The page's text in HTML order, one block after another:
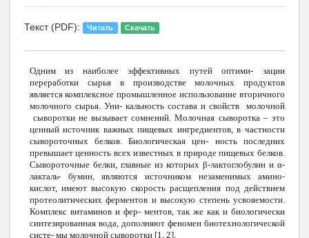
Текст (PDF): Читать Скачать
Одним из наиболее эффективных путей оптими- зации
переработки сырья в производстве молочных продуктов
является комплексное промышленное использование вторичного
молочного сырья. Уни- кальность состава и свойств молочной
сыворотки не вызывает сомнений. Молочная сыворотка – это
ценный источник важных пищевых ингредиентов, в частности
сывороточных белков. Биологическая цен- ность последних
превышает ценность всех известных в природе пищевых белков.
Сывороточные белки, главные из которых β-лактоглобулин иα-
лакталь- бумин, являются источником незаменимых амино-
кислот, имеют высокую скорость расщепления под действием
протеолитических ферментов и высокую степень усвояемости.
Комплекс витаминов и фер- ментов, так же как и биологически
синтезированная вода, дополняют феномен биотехнологической
систе- мы молочной сыворотки [1, 2].